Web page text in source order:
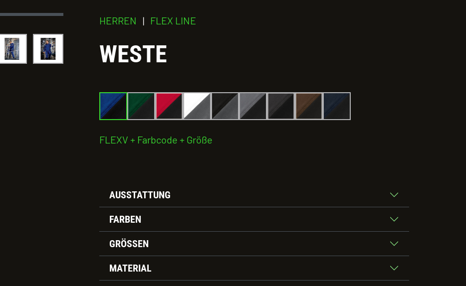
HERREN | FLEX LINE
WESTE
FLEXV + Farbcode + Größe
AUSSTATTUNG
FARBEN
GRÖSSEN
MATERIAL